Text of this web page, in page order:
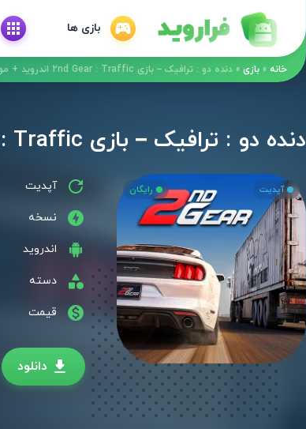
بازی ها
خانه » بازی » دنده دو : ترافیک – بازی 2nd Gear : Traffic اندروید + مود مقادیر بینهایت
دنده دو : ترافیک – بازی 2nd Gear : Traffic اندروید + مود مقادیر بینهایت
آپدیت رایگان آپدیت
نسخه
اندروید
دسته
قیمت
دانلود